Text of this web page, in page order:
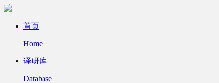
首页
Home
译研库
Database